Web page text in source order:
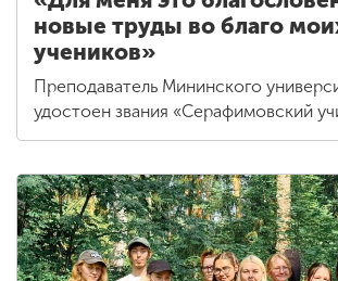
новые труды во благо
учеников»
Преподаватель Мининского
удостоен звания «Серафимовский